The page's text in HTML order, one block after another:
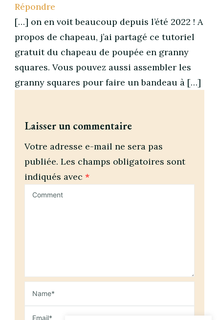
Répondre
[…] on en voit beaucoup depuis l’été 2022 ! A
propos de chapeau, j’ai partagé ce tutoriel
gratuit du chapeau de poupée en granny
squares. Vous pouvez aussi assembler les
granny squares pour faire un bandeau à […]
Laisser un commentaire
Votre adresse e-mail ne sera pas
publiée. Les champs obligatoires sont
indiqués avec *